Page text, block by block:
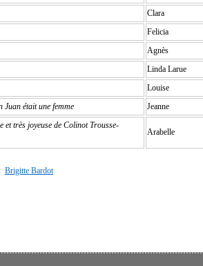
Clara
Felicia
Agnès
Linda Larue
Louise
Juan était une femme
Jeanne
et très joyeuse de Colinot Trousse-
Arabelle
Brigitte Bardot